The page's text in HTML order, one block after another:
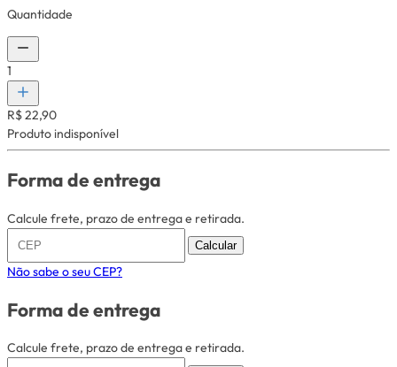
Quantidade
1
R$ 22,90
Produto indisponível
Forma de entrega
Calcule frete, prazo de entrega e retirada.
Calcular
Não sabe o seu CEP?
Forma de entrega
Calcule frete, prazo de entrega e retirada.